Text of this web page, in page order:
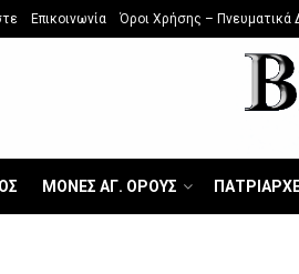
Επικοινωνία Όροι Χρήσης – Πνευματικά
ΜΟΝΕΣ ΑΓ. ΟΡΟΥΣ